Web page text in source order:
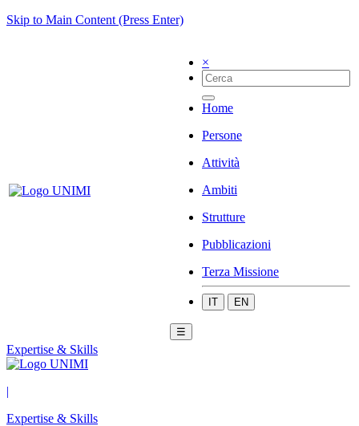
Skip to Main Content (Press Enter)
×
Home
Persone
Attività
Ambiti
Strutture
Pubblicazioni
Terza Missione
IT EN
☰
Expertise & Skills
|
Expertise & Skills